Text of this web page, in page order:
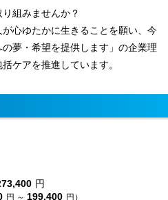
組みませんか？
心ゆたかに生きることを願い、今
夢・希望を提供します」の企業理
ケアを推進しています。
円
円 ～ 199,400 円）